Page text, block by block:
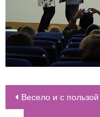
НАВИГАЦИЯ ПО
Весело и с пользой прошёл ещё